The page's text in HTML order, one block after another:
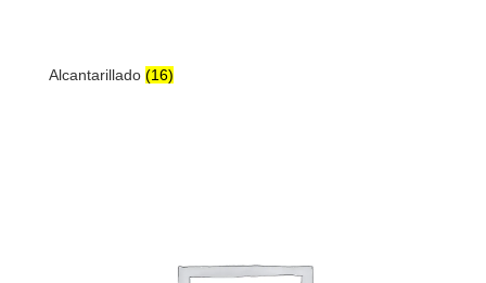
Alcantarillado (16)